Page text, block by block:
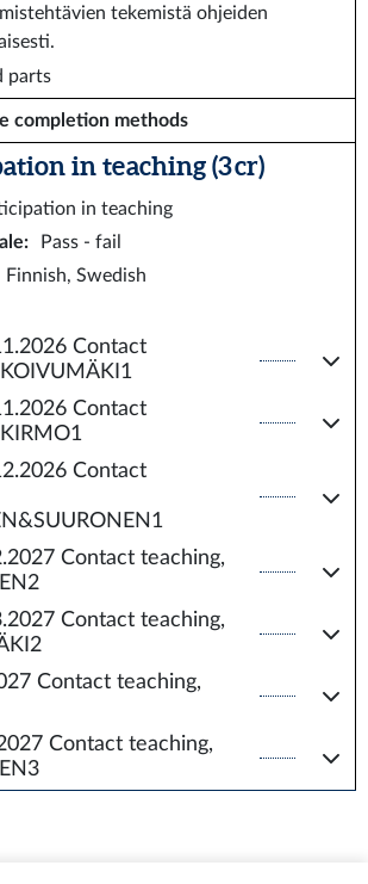
tekemistä ohjeiden
parts
completion methods
in teaching (3 cr)
in teaching
:
Pass - fail
Finnish, Swedish
Contact
Contact
Contact
Contact teaching,
Contact teaching,
Contact teaching,
Contact teaching,